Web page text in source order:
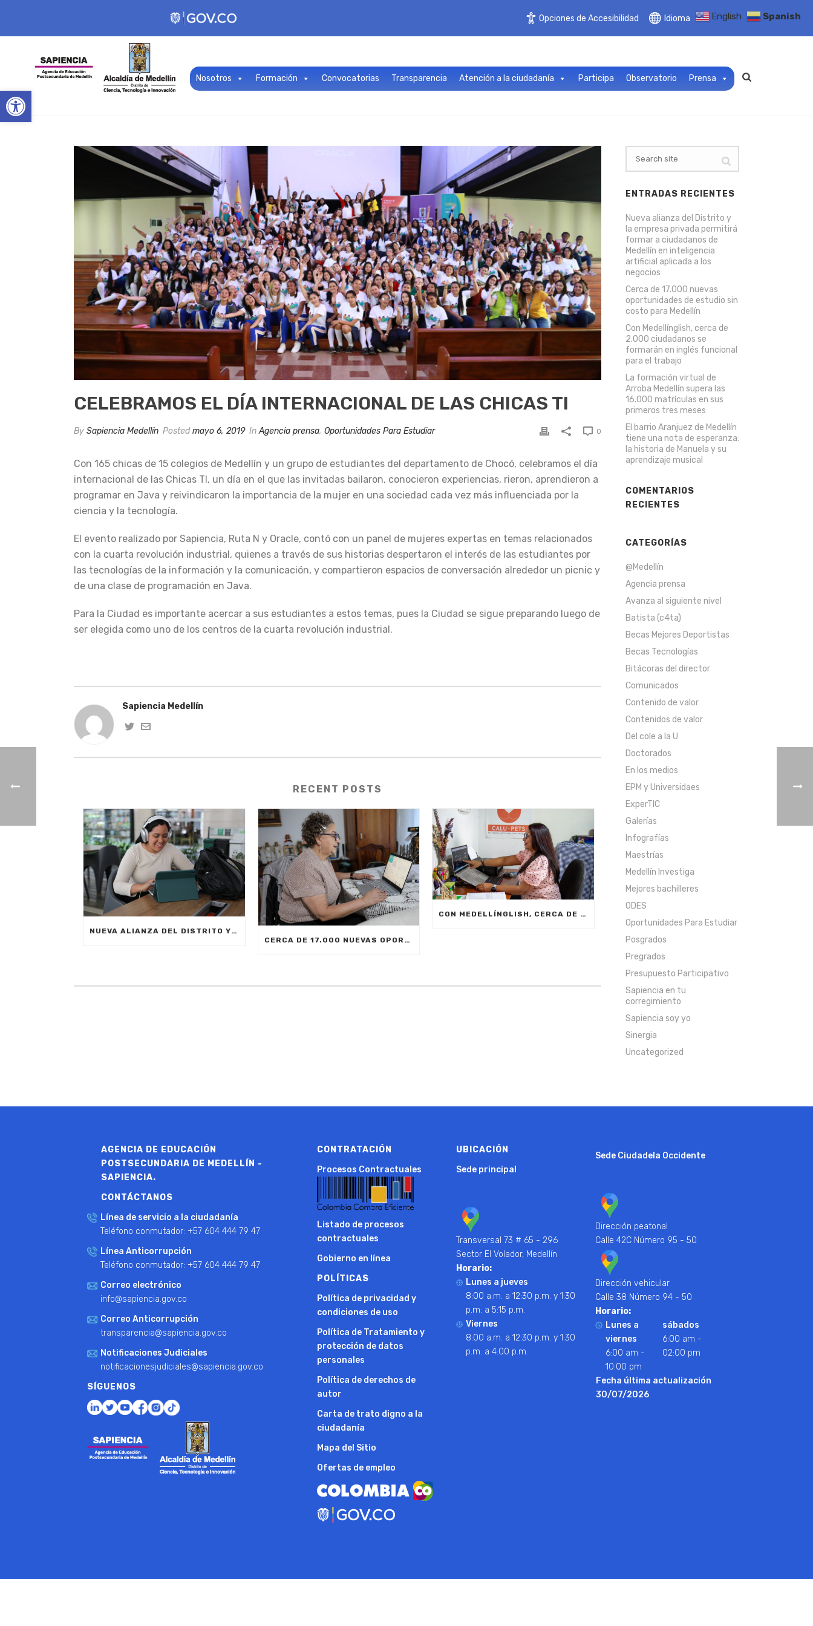
Open toolbar
Opciones de Accesibilidad Idioma
Nosotros Formación Convocatorias Transparencia Atención a la ciudadanía Participa Observatorio Prensa
CELEBRAMOS EL DÍA INTERNACIONAL DE LAS CHICAS TI
By Sapiencia Medellín Postedmayo 6, 2019 InAgencia prensa, Oportunidades Para Estudiar 0
Con 165 chicas de 15 colegios de Medellín y un grupo de estudiantes del departamento de Chocó, celebramos el día
internacional de las Chicas TI, un día en el que las invitadas bailaron, conocieron experiencias, rieron, aprendieron a
programar en Java y reivindicaron la importancia de la mujer en una sociedad cada vez más influenciada por la
ciencia y la tecnología.
El evento realizado por Sapiencia, Ruta N y Oracle, contó con un panel de mujeres expertas en temas relacionados
con la cuarta revolución industrial, quienes a través de sus historias despertaron el interés de las estudiantes por
las tecnologías de la información y la comunicación, y compartieron espacios de conversación alrededor un picnic y
de una clase de programación en Java.
Para la Ciudad es importante acercar a sus estudiantes a estos temas, pues la Ciudad se sigue preparando luego de
ser elegida como uno de los centros de la cuarta revolución industrial.
Sapiencia Medellín
RECENT POSTS
NUEVA ALIANZA DEL DISTRITO Y LA EMPRESA PRIVADA PERMITIRÁ FORMAR A CIUDADANOS DE MEDELLÍN EN INTELIGENCIA ARTIFICIAL APLICADA A LOS NEGOCIOS
CERCA DE 17.000 NUEVAS OPORTUNIDADES DE ESTUDIO SIN COSTO PARA MEDELLÍN
CON MEDELLÍNGLISH, CERCA DE 2.000 CIUDADANOS SE FORMARÁN EN INGLÉS FUNCIONAL PARA EL TRABAJO
ENTRADAS RECIENTES
Nueva alianza del Distrito y
la empresa privada permitirá
formar a ciudadanos de
Medellín en inteligencia
artificial aplicada a los
negocios
Cerca de 17.000 nuevas
oportunidades de estudio sin
costo para Medellín
Con Medellínglish, cerca de
2.000 ciudadanos se
formarán en inglés funcional
para el trabajo
La formación virtual de
Arroba Medellín supera las
16.000 matrículas en sus
primeros tres meses
El barrio Aranjuez de Medellín
tiene una nota de esperanza:
la historia de Manuela y su
aprendizaje musical
COMENTARIOS
RECIENTES
CATEGORÍAS
@Medellín
Agencia prensa
Avanza al siguiente nivel
Batista (c4ta)
Becas Mejores Deportistas
Becas Tecnologías
Bitácoras del director
Comunicados
Contenido de valor
Contenidos de valor
Del cole a la U
Doctorados
En los medios
EPM y Universidaes
ExperTIC
Galerías
Infografías
Maestrías
Medellín Investiga
Mejores bachilleres
ODES
Oportunidades Para Estudiar
Posgrados
Pregrados
Presupuesto Participativo
Sapiencia en tu
corregimiento
Sapiencia soy yo
Sinergia
Uncategorized
AGENCIA DE EDUCACIÓN
POSTSECUNDARIA DE MEDELLÍN -
SAPIENCIA.
CONTÁCTANOS
Línea de servicio a la ciudadanía
Teléfono conmutador: +57 604 444 79 47
Línea Anticorrupción
Teléfono conmutador: +57 604 444 79 47
Correo electrónico
info@sapiencia.gov.co
Correo Anticorrupción
transparencia@sapiencia.gov.co
Notificaciones Judiciales
notificacionesjudiciales@sapiencia.gov.co
SÍGUENOS
CONTRATACIÓN
Procesos Contractuales
Listado de procesos
contractuales
Gobierno en línea
POLÍTICAS
Política de privacidad y
condiciones de uso
Política de Tratamiento y
protección de datos
personales
Política de derechos de
autor
Carta de trato digno a la
ciudadanía
Mapa del Sitio
Ofertas de empleo
UBICACIÓN
Sede principal
Transversal 73 # 65 - 296
Sector El Volador, Medellín
Horario:
Lunes a jueves
8:00 a.m. a 12:30 p.m. y 1:30
p.m. a 5:15 p.m.
Viernes
8:00 a.m. a 12:30 p.m. y 1:30
p.m. a 4:00 p.m.
Sede Ciudadela Occidente
Dirección peatonal
Calle 42C Número 95 - 50
Dirección vehicular
Calle 38 Número 94 - 50
Horario:
Lunes a
viernes
6:00 am -
10:00 pm
sábados
6:00 am -
02:00 pm
Fecha última actualización
30/07/2026
English Spanish